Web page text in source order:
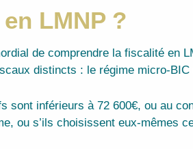
LMNP ?
de comprendre la fiscalité en
distincts : le régime micro-BIC
sont inférieurs à 72 600€, ou au
ou s’ils choisissent eux-mêmes